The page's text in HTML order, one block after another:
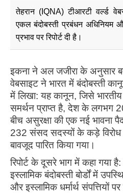
तेहरान (IQNA) टीआरटी वर्ल्ड
एकल बंदोबस्ती प्रबंधन अधिनियम
प्रभाव पर रिपोर्ट दी है।
इकना ने अल जजीरा के अनुसार
वेबसाइट ने भारत में बंदोबस्ती
में लिखा: यह कानून, जिसे
समर्थन प्राप्त है, देश के लगभग
बीच असुरक्षा की एक नई भावना
232 संसद सदस्यों के कड़े
बावजूद पारित किया गया।
रिपोर्ट के दूसरे भाग में कहा गया
इस्लामिक बंदोबस्ती बोर्डों में
और इस्लामिक धर्मार्थ संपत्तियों